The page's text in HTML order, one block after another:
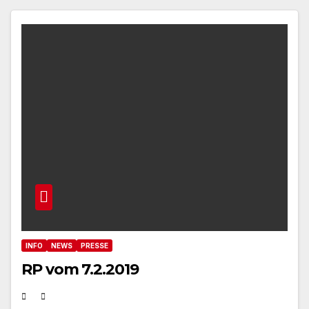
INFO NEWS PRESSE
RP vom 7.2.2019